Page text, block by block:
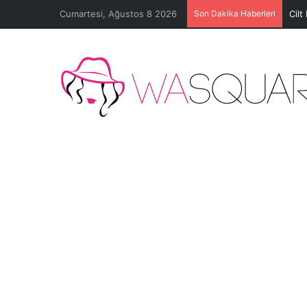
Cumartesi, Ağustos 8 2026 Son Dakika Haberleri Cilt